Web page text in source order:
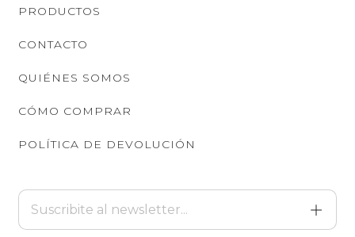
PRODUCTOS
CONTACTO
QUIÉNES SOMOS
CÓMO COMPRAR
POLÍTICA DE DEVOLUCIÓN